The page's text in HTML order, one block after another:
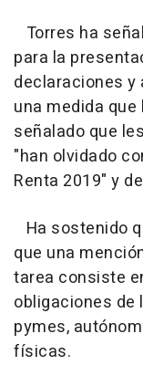
Torres ha
para la
declaraciones
una medida
señalado que
"han olvidado
Renta 2019" y
Ha sostenido
que una
tarea consiste
obligaciones de
pymes,
físicas.